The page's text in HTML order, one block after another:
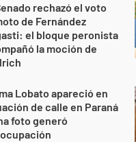
rechazó el voto
de Fernández
el bloque peronista
la moción de
Lobato apareció en
de calle en Paraná
foto generó